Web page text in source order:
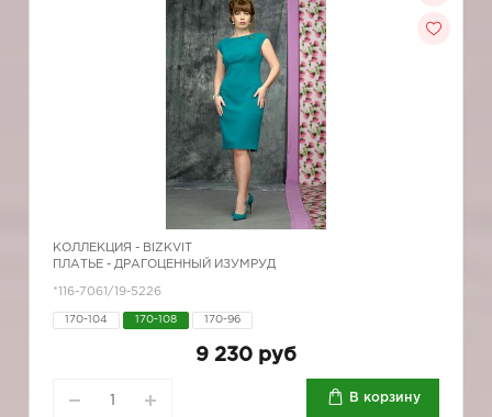
КОЛЛЕКЦИЯ - BIZKVIT
ПЛАТЬЕ - ДРАГОЦЕННЫЙ ИЗУМРУД
*116-7061/19-5226
170-104 170-108 170-96
9 230 руб
В корзину